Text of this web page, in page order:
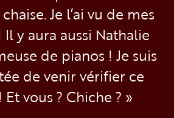
Je l’ai vu de mes
y aura aussi Nathalie
de pianos ! Je suis
de venir vérifier ce
vous ? Chiche ? »